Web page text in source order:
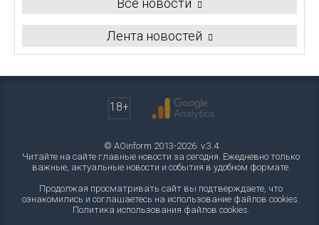
Все новости
Лента новостей
18+
© AOinform 2013-2026. v.3.4
Читайте на сайте главные новости за сегодня. Ежедневно только
важные, актуальные новости и события в удобном формате.
Продолжая просматривать сайт вы подтверждаете, что
ознакомились и соглашаетесь на использование файлов cookies.
Политика использования файлов cookies.